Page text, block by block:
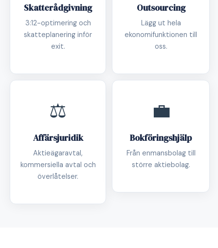
Skatterådgivning
3:12-optimering och
skatteplanering inför
exit.
Outsourcing
Lägg ut hela
ekonomifunktionen till
oss.
⚖️
Affärsjuridik
Aktieägaravtal,
kommersiella avtal och
överlåtelser.
💼
Bokföringshjälp
Från enmansbolag till
större aktiebolag.